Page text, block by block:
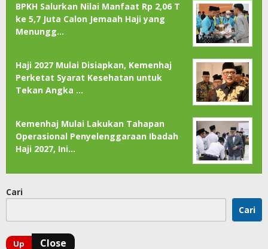
BPKH Salurkan Nilai Manfaat Rp 2,06 T
ke 5,7 Juta Calon Jemaah Haji yang
Menungg…
Haji 2027 Mulai Disiapkan, Kemenhaj
Perketat Syarat Kesehatan untuk
Tekan Angka …
Kemenhaj Mulai Lakukan Tahapan
Operasional Penyelenggaraan Ibadah
Haji 2027, Ini…
Cari
Cari